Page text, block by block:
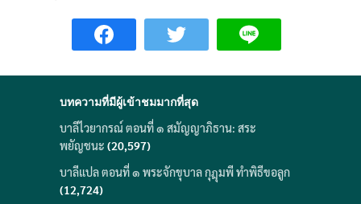
บทความที่มีผู้เข้าชมมากที่สุด
บาลีไวยากรณ์ ตอนที่ ๑ สมัญญาภิธาน: สระ
พยัญชนะ (20,597)
บาลีแปล ตอนที่ ๑ พระจักขุบาล กุฎุมพี ทำพิธีขอลูก
(12,724)